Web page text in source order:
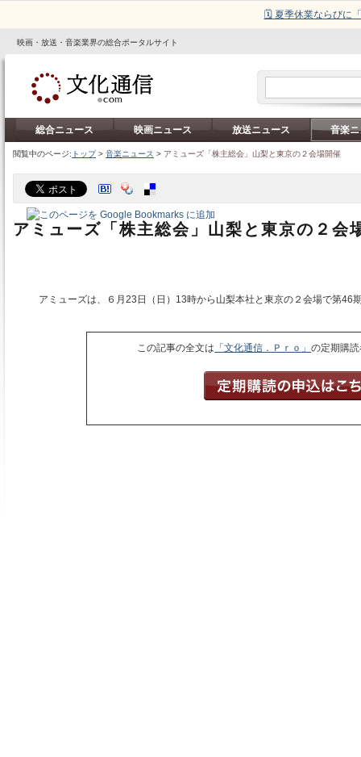
🗓️ 夏季休業ならびに
映画・放送・音楽業界の総合ポータルサイト
総合ニュース 映画ニュース 放送ニュース 音楽
閲覧中のページ: トップ> 音楽ニュース > アミューズ「株主総会」山梨と東京の２会場開催
アミューズ「株主総会」山梨と東京の２会
アミューズは、６月23日（日）13時から山梨本社と東京の２会場で第
この記事の全文は 「文化通信．Ｐｒｏ」の定期購